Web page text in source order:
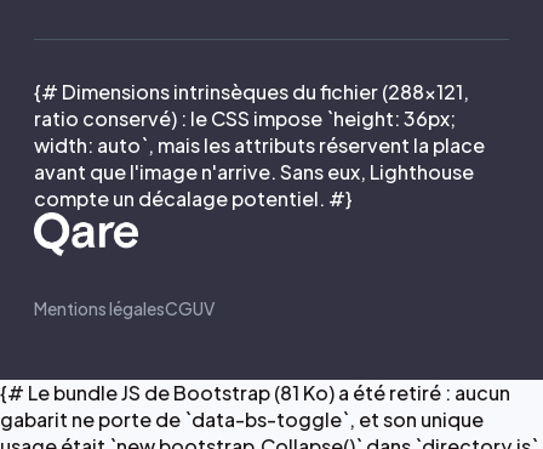
{# Dimensions intrinsèques du fichier (288×121,
ratio conservé) : le CSS impose `height: 36px;
width: auto`, mais les attributs réservent la place
avant que l'image n'arrive. Sans eux, Lighthouse
compte un décalage potentiel. #}
Mentions légalesCGUV
{# Le bundle JS de Bootstrap (81 Ko) a été retiré : aucun
gabarit ne porte de `data-bs-toggle`, et son unique